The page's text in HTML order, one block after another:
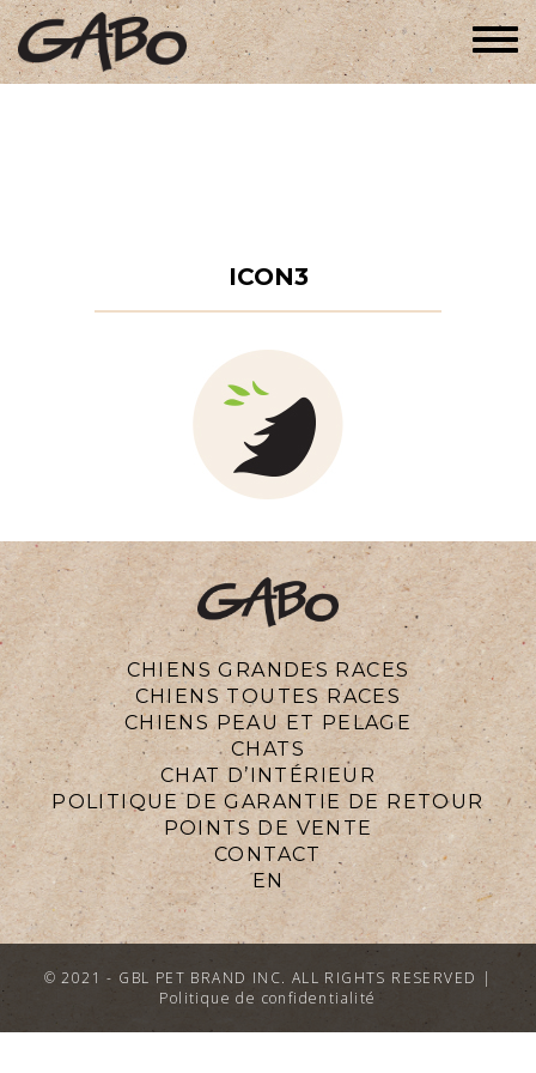
ICON3
CHIENS GRANDES RACES
CHIENS TOUTES RACES
CHIENS PEAU ET PELAGE
CHATS
CHAT D’INTÉRIEUR
POLITIQUE DE GARANTIE DE RETOUR
POINTS DE VENTE
CONTACT
EN
© 2021 - GBL PET BRAND INC. ALL RIGHTS RESERVED |
Politique de confidentialité